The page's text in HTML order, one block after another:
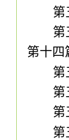
第
第
第十四
第
第
第
第